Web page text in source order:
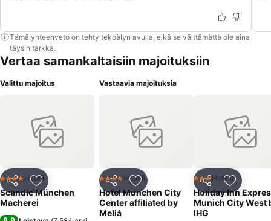
Tämä yhteenveto on tehty tekoälyn avulla, eikä se välttämättä ole aina
täysin tarkka.
Vertaa samankaltaisiin majoituksiin
Valittu majoitus
Jaa Lisää suosikkeihin
4 Tähtiluokitus
Hotelli
Scandic München
Macherei
Vastaavia majoituksia
Jaa Lisää suosikkeihin
4 Tähtiluokitus
Hotelli
Hotel München City
Center affiliated by
Meliá
Jaa Lisää
3 Tähtiluokitus
Hotelli
Holiday Inn
Munich City West
IHG